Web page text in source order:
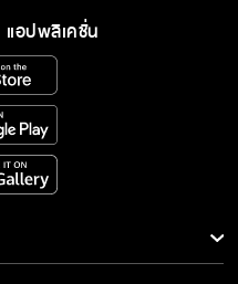
แอปพลิเคชั่น